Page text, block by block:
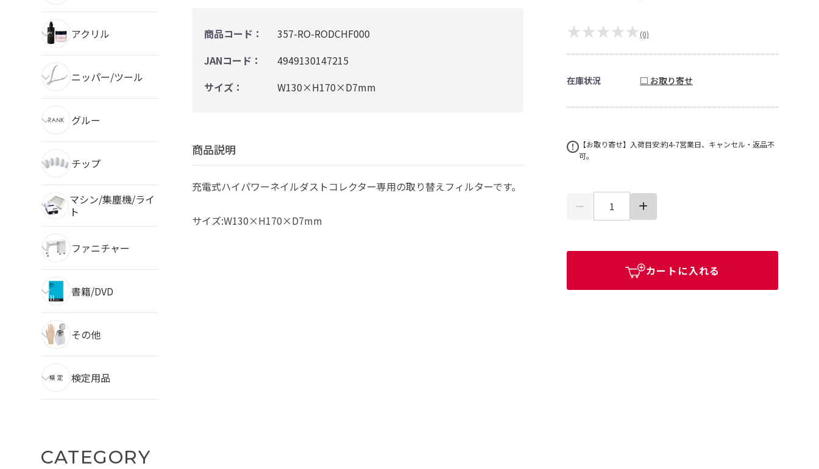
アクリル
ニッパー/ツール
グルー
チップ
マシン/集塵機/ライ
ト
ファニチャー
書籍/DVD
その他
検定用品
CATEGORY
商品コード：
357-RO-RODCHF000
JANコード：
4949130147215
サイズ：
W130×H170×D7mm
商品説明
充電式ハイパワーネイルダストコレクター専用の取り替えフィルターです。
サイズ:W130×H170×D7mm
★★★★★ (0)
在庫状況 □ お取り寄せ
【お取り寄せ】入荷目安:約4-7営業日、キャンセル・返品不
可。
カートに入れる